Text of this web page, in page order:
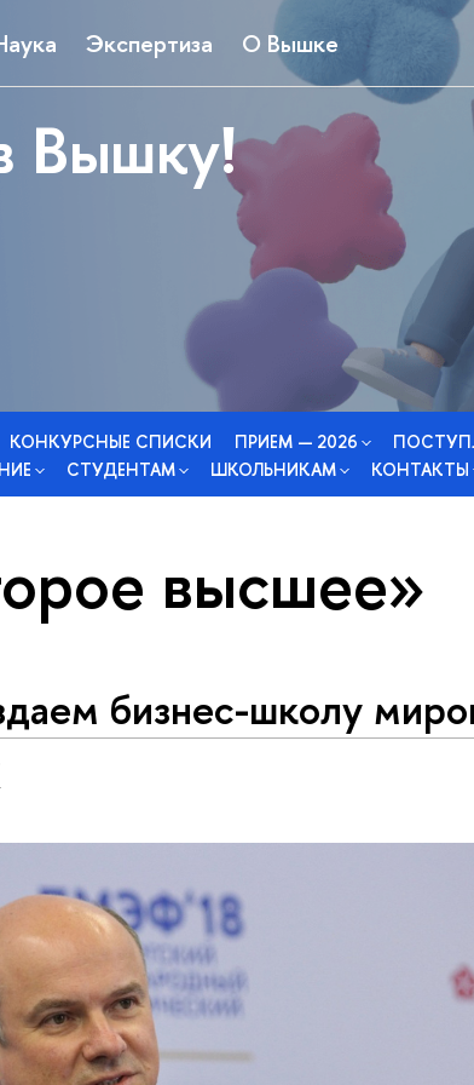
Экспертиза О Вышке
Вышку!
КОНКУРСНЫЕ СПИСКИ ПРИЕМ — 2026
СТУДЕНТАМ ШКОЛЬНИКАМ КОНТАКТЫ
высшее»
бизнес-школу